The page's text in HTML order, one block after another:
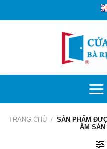
TRANG CHỦ / SẢN PHẨM
ÂM SÀN